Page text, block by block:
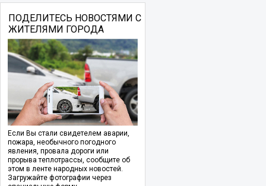
ПОДЕЛИТЕСЬ НОВОСТЯМИ С
ЖИТЕЛЯМИ ГОРОДА
Если Вы стали свидетелем аварии,
пожара, необычного погодного
явления, провала дороги или
прорыва теплотрассы, сообщите об
этом в ленте народных новостей.
Загружайте фотографии через